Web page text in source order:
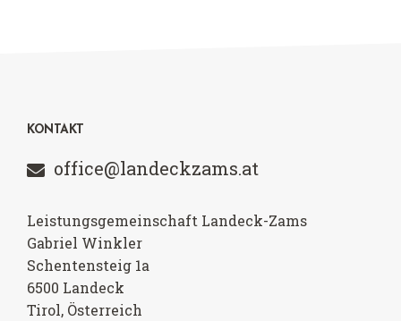
KONTAKT
office@landeckzams.at
Leistungsgemeinschaft Landeck-Zams
Gabriel Winkler
Schentensteig 1a
6500 Landeck
Tirol, Österreich